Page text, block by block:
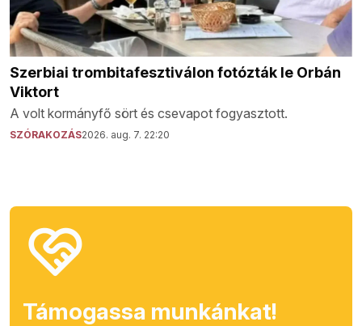
Szerbiai trombitafesztiválon fotózták le Orbán
Viktort
A volt kormányfő sört és csevapot fogyasztott.
SZÓRAKOZÁS2026. aug. 7. 22:20
Támogassa munkánkat!